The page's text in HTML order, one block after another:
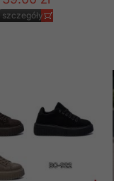
szczegóły